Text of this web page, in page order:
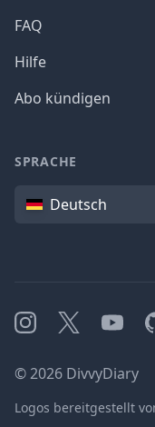
FAQ
Hilfe
Abo kündigen
SPRACHE
SpracheDeutsch
Instagram
X
©2026 DivvyDiary
Logos bereitgestellt